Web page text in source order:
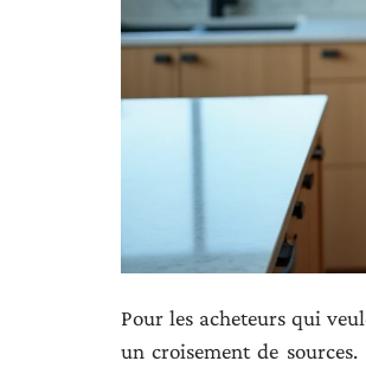
Pour les acheteurs qui
un croisement de